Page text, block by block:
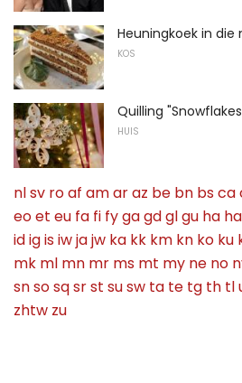
Heuningkoek in die
KOS
Quilling
HUIS
nlsv roaf amaraz be bn bsca
eoet eu fa fi fygagdglgu ha
idigisiwjajw ka kk km kn ko ku
mk ml mn mr ms mt my ne no
snsosqsrst susw ta te tg th tl
zhtw zu